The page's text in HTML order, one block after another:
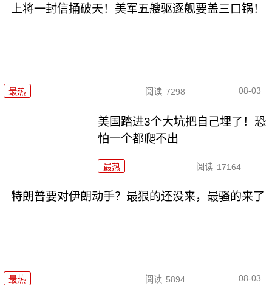
上将一封信捅破天！美军五艘驱逐舰要盖三口锅！
最热 阅读 7298 08-03
美国踏进3个大坑把自己埋了！恐
怕一个都爬不出
最热 阅读 17164
特朗普要对伊朗动手？最狠的还没来，最骚的来了
最热 阅读 5894 08-03